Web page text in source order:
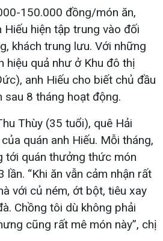
150.000 đồng/món ăn,
hiện tập trung vào đối
khách trung lưu. Với những
hiệu quả như ở Khu đô thị
anh Hiếu cho biết chủ đầu
8 tháng hoạt động.
Thùy (35 tuổi), quê Hải
quán anh Hiếu. Mỗi tháng,
tới quán thưởng thức món
lần. “Khi ăn vẫn cảm nhận rất
với củ ném, ớt bột, tiêu xay
Chồng tôi dù không phải
cũng rất mê món này”, chị